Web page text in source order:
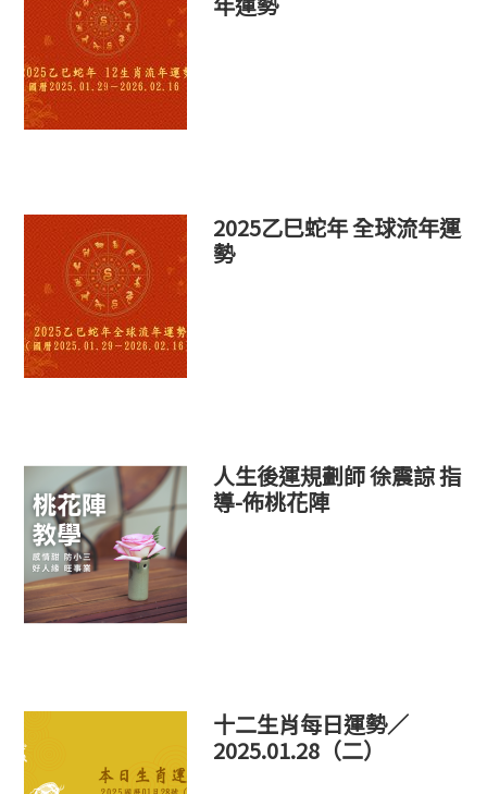
2025乙巳蛇年 全球流年運
勢
人生後運規劃師 徐震諒 指
導-佈桃花陣
十二生肖每日運勢／
2025.01.28（二）